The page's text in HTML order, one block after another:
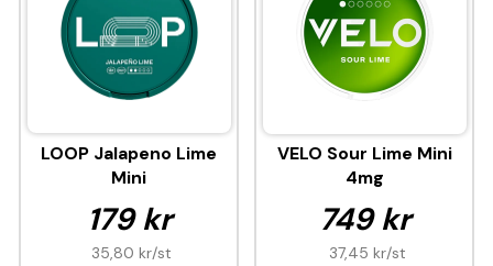
LOOP Jalapeno Lime
Mini
179 kr
35,80 kr/st
VELO Sour Lime Mini
4mg
749 kr
37,45 kr/st